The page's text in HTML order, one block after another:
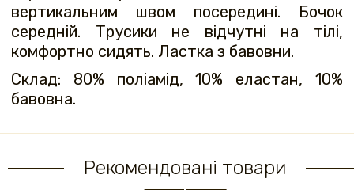
вертикальним швом посередині. Бочок
середній. Трусики не відчутні на тілі,
комфортно сидять. Ластка з бавовни.
Склад: 80% поліамід, 10% еластан, 10%
бавовна.
Рекомендовані товари